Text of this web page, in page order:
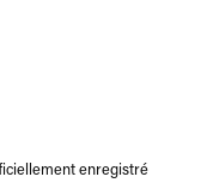
enregistré